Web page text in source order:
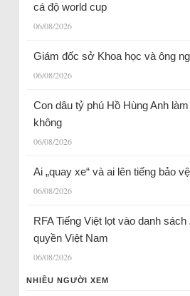
cá độ world cup
06/08/2026
Giám đốc sở Khoa học và ông
06/08/2026
Con dâu tỷ phú Hồ Hùng Anh
không
06/08/2026
Ai „quay xe“ và ai lên tiếng bảo
06/08/2026
RFA Tiếng Việt lọt vào danh sách
quyền Việt Nam
06/08/2026
NHIỀU NGƯỜI XEM